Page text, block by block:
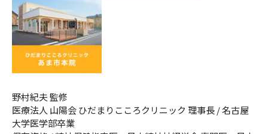
野村紀夫 監修
医療法人 山陽会 ひだまりこころクリニック 理事長 / 名古屋
大学医学部卒業